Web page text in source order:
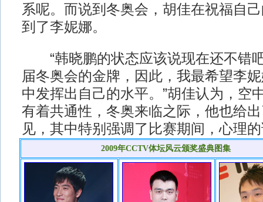
系呢。而说到冬奥会，胡佳在祝福自
到了李妮娜。
“韩晓鹏的状态应该说现在还不错
届冬奥会的金牌，因此，我最希望李
中发挥出自己的水平。”胡佳认为，空
有着共通性，冬奥来临之际，他也给
见，其中特别强调了比赛期间，心理